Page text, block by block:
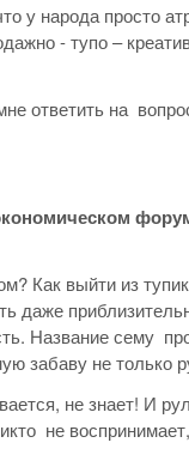
народа просто
- тупо –
ответить на
Как выйти из
даже
Название сему
забаву не только
не знает! И
не